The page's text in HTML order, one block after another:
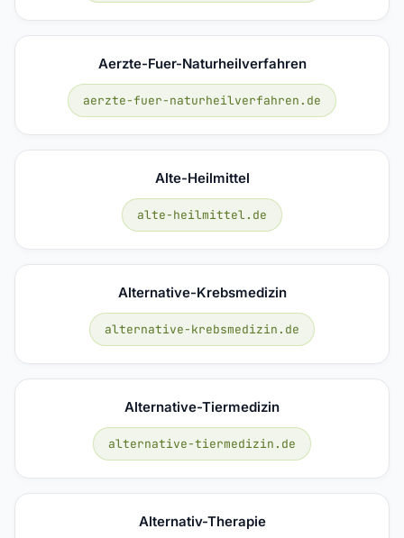
Aerzte-Fuer-Naturheilverfahren
aerzte-fuer-naturheilverfahren.de
Alte-Heilmittel
alte-heilmittel.de
Alternative-Krebsmedizin
alternative-krebsmedizin.de
Alternative-Tiermedizin
alternative-tiermedizin.de
Alternativ-Therapie